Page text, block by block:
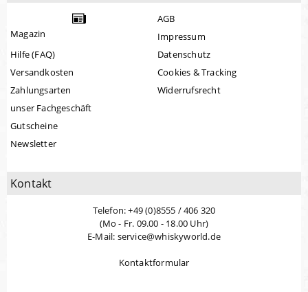
Magazin
Hilfe (FAQ)
Versandkosten
Zahlungsarten
unser Fachgeschäft
Gutscheine
Newsletter
AGB
Impressum
Datenschutz
Cookies & Tracking
Widerrufsrecht
Kontakt
Telefon: +49 (0)8555 / 406 320
(Mo - Fr. 09.00 - 18.00 Uhr)
E-Mail: service@whiskyworld.de
Kontaktformular